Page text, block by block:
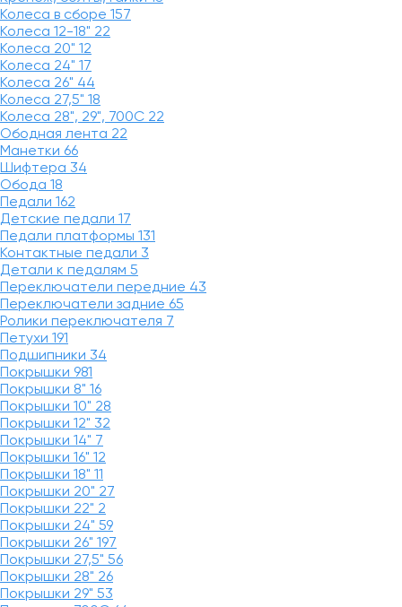
Колеса в сборе 157
Колеса 12-18" 22
Колеса 20" 12
Колеса 24" 17
Колеса 26" 44
Колеса 27,5" 18
Колеса 28", 29", 700С 22
Ободная лента 22
Манетки 66
Шифтера 34
Обода 18
Педали 162
Детские педали 17
Педали платформы 131
Контактные педали 3
Детали к педалям 5
Переключатели передние 43
Переключатели задние 65
Ролики переключателя 7
Петухи 191
Подшипники 34
Покрышки 981
Покрышки 8" 16
Покрышки 10" 28
Покрышки 12" 32
Покрышки 14" 7
Покрышки 16" 12
Покрышки 18" 11
Покрышки 20" 27
Покрышки 22" 2
Покрышки 24" 59
Покрышки 26" 197
Покрышки 27,5" 56
Покрышки 28" 26
Покрышки 29" 53